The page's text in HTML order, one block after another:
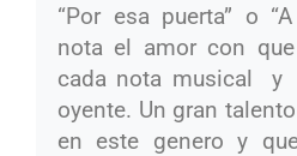
“Por esa puerta” o
nota el amor con
cada nota musical y
oyente. Un gran
en este genero y